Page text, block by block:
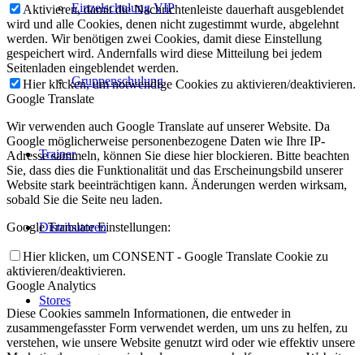
Einzelschulung VIP
Gruppenschulung
Trainer
Distributoren
Stores
Aktivieren, damit die Nachrichtenleiste dauerhaft ausgeblendet
wird und alle Cookies, denen nicht zugestimmt wurde, abgelehnt
werden. Wir benötigen zwei Cookies, damit diese Einstellung
gespeichert wird. Andernfalls wird diese Mitteilung bei jedem
Seitenladen eingeblendet werden.
Hier klicken, um notwendige Cookies zu aktivieren/deaktivieren.
Google Translate
Wir verwenden auch Google Translate auf unserer Website. Da
Google möglicherweise personenbezogene Daten wie Ihre IP-
Adresse sammeln, können Sie diese hier blockieren. Bitte beachten
Sie, dass dies die Funktionalität und das Erscheinungsbild unserer
Website stark beeinträchtigen kann. Änderungen werden wirksam,
sobald Sie die Seite neu laden.
Google Translate Einstellungen:
Hier klicken, um CONSENT - Google Translate Cookie zu
aktivieren/deaktivieren.
Google Analytics
Diese Cookies sammeln Informationen, die entweder in
zusammengefasster Form verwendet werden, um uns zu helfen, zu
verstehen, wie unsere Website genutzt wird oder wie effektiv unsere